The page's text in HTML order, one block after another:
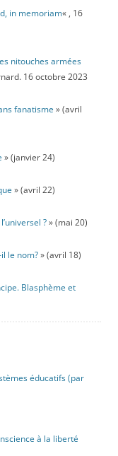
in memoriam« , 16
nitouches armées
16 octobre 2023
fanatisme » (avril
» (janvier 24)
» (avril 22)
?» (mai 20)
le nom?» (avril 18)
Blasphème et
éducatifs (par
à la liberté